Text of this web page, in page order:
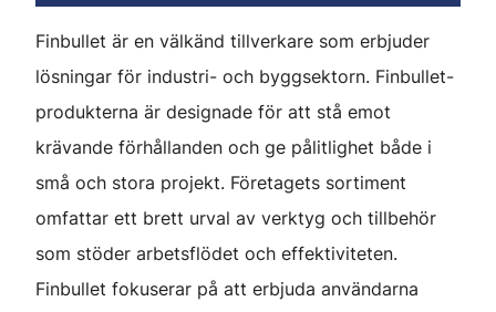
Finbullet är en välkänd tillverkare som erbjuder
lösningar för industri- och byggsektorn. Finbullet-
produkterna är designade för att stå emot
krävande förhållanden och ge pålitlighet både i
små och stora projekt. Företagets sortiment
omfattar ett brett urval av verktyg och tillbehör
som stöder arbetsflödet och effektiviteten.
Finbullet fokuserar på att erbjuda användarna